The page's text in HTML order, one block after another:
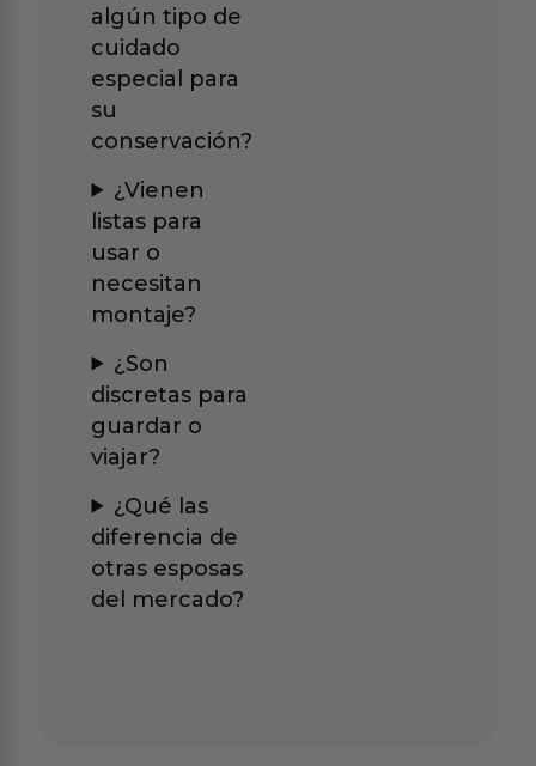
algún tipo de
cuidado
especial para
su
conservación?
¿Vienen
listas para
usar o
necesitan
montaje?
¿Son
discretas para
guardar o
viajar?
¿Qué las
diferencia de
otras esposas
del mercado?